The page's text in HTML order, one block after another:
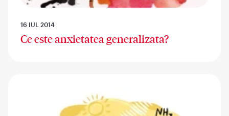
16 IUL 2014
Ce este anxietatea generalizata?